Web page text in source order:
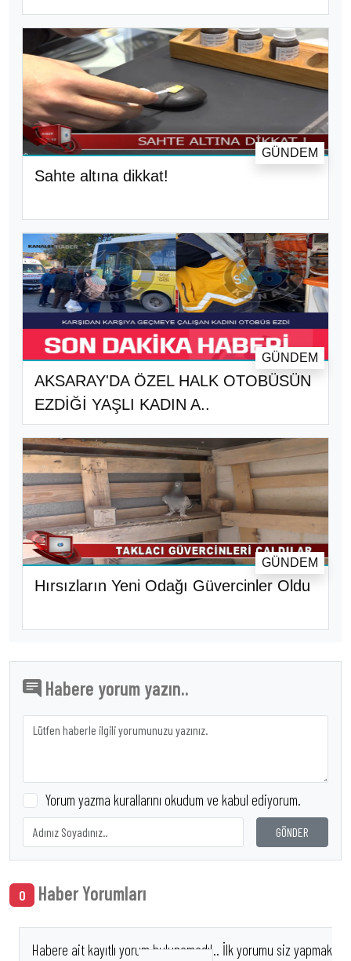
Sahte altına dikkat!
GÜNDEM
AKSARAY'DA ÖZEL HALK OTOBÜSÜN
EZDİĞİ YAŞLI KADIN A..
GÜNDEM
Hırsızların Yeni Odağı Güvercinler Oldu
GÜNDEM
Habere yorum yazın..
Yorum yazma kurallarını okudum ve kabul ediyorum.
GÖNDER
0 Haber Yorumları
Habere ait kayıtlı yorum bulunamadı!.. İlk yorumu siz yapmak